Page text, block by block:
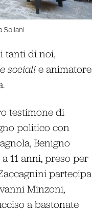
Soliani
tanti di noi,
socialie animatore
testimone di
politico con
Benigno
11 anni, preso per
partecipa
Minzoni,
a bastonate